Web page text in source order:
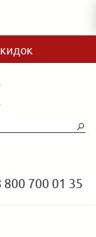
800 700 01 35